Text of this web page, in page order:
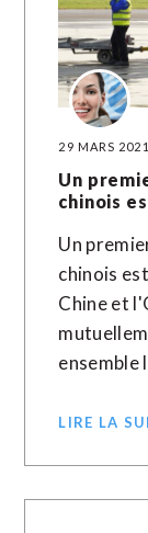
29 MARS 2021
Un
chinois
Un
chinois
Chine et
ensemble
LIRE LA